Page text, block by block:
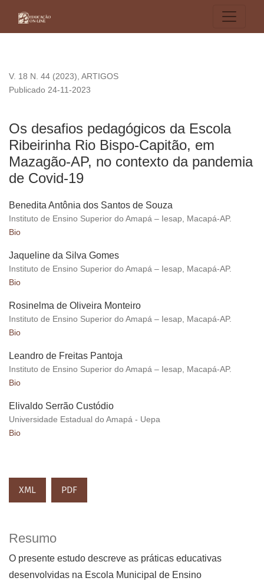
V. 18 N. 44 (2023), ARTIGOS
Os desafios pedagógicos da Escola
Ribeirinha Rio Bispo-Capitão, em
Mazagão-AP, no contexto da pandemia
de Covid-19
Publicado 24-11-2023
Benedita Antônia dos Santos de Souza
Instituto de Ensino Superior do Amapá – Iesap, Macapá-AP.
Bio
Jaqueline da Silva Gomes
Instituto de Ensino Superior do Amapá – Iesap, Macapá-AP.
Bio
Rosinelma de Oliveira Monteiro
Instituto de Ensino Superior do Amapá – Iesap, Macapá-AP.
Bio
Leandro de Freitas Pantoja
Instituto de Ensino Superior do Amapá – Iesap, Macapá-AP.
Bio
Elivaldo Serrão Custódio
Universidade Estadual do Amapá - Uepa
Bio
XML PDF
Resumo
O presente estudo descreve as práticas educativas
desenvolvidas na Escola Municipal de Ensino